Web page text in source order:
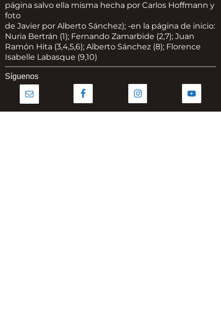
página salvo ella misma hecha por Carlos Hoffmann y
foto
de Javier por Alberto Sánchez); -en la página de inicio:
Nuria Bertrán (1); Fernando Zamarbide (2,7); Juan
Ramón Hita (3,4,5,6); Alberto Sánchez (8); Florence
Isabelle Labasque (9,10)
Síguenos